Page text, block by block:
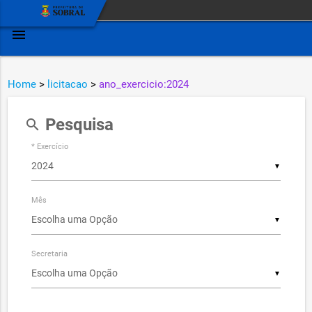
menu
Home > licitacao > ano_exercicio:2024
search Pesquisa
▼
* Exercício
▼
Mês
▼
Secretaria